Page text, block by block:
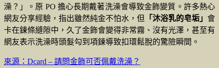
澡？」。原 PO 擔心長期戴著洗澡會導致金飾變質。許多熱心
網友分享經驗，指出雖然純金不怕水，但
「沐浴乳的皂垢」 會
卡在鍊條縫隙中，久了金飾會變得非常霧、沒有光澤，甚至有
網友表示洗澡時頭髮勾到項鍊導致扣環鬆脫的驚險瞬間。
來源：Dcard – 請問金飾可否佩戴洗澡？